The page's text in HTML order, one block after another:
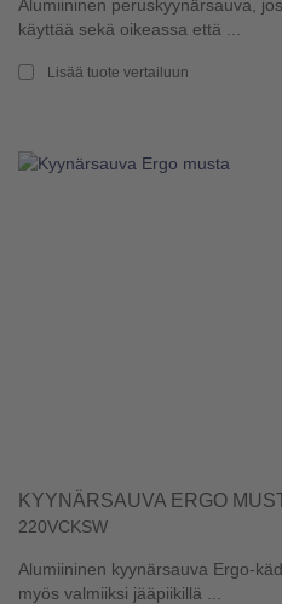
Alumiininen peruskyynärsauva,
käyttää sekä oikeassa että ...
Lisää tuote vertailuun
KYYNÄRSAUVA ERGO
220VCKSW
Alumiininen kyynärsauva Ergo-
myös valmiiksi jääpiikillä ...